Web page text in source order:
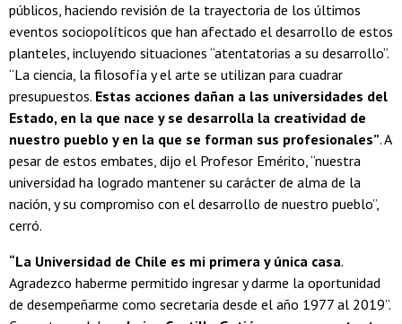
públicos, haciendo revisión de la trayectoria de los últimos
eventos sociopolíticos que han afectado el desarrollo de estos
planteles, incluyendo situaciones “atentatorias a su desarrollo”.
“La ciencia, la filosofía y el arte se utilizan para cuadrar
presupuestos. Estas acciones dañan a las universidades del
Estado, en la que nace y se desarrolla la creatividad de
nuestro pueblo y en la que se forman sus profesionales”. A
pesar de estos embates, dijo el Profesor Emérito, “nuestra
universidad ha logrado mantener su carácter de alma de la
nación, y su compromiso con el desarrollo de nuestro pueblo”,
cerró.
“La Universidad de Chile es mi primera y única casa.
Agradezco haberme permitido ingresar y darme la oportunidad
de desempeñarme como secretaria desde el año 1977 al 2019”.